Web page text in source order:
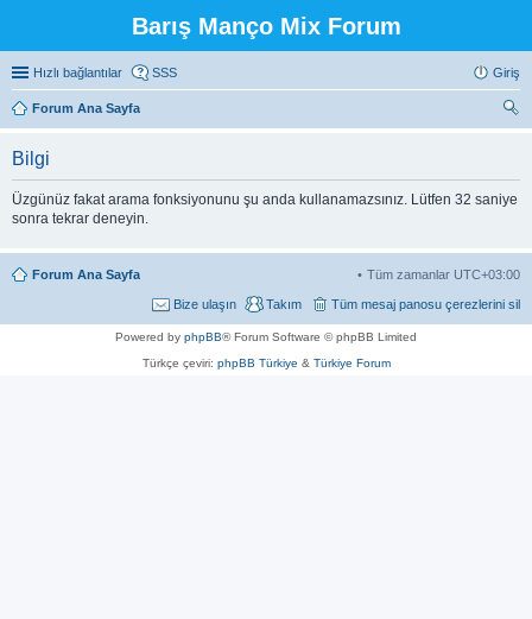
Barış Manço Mix Forum
Hızlı bağlantılar SSS Giriş
Forum Ana Sayfa
Bilgi
Üzgünüz fakat arama fonksiyonunu şu anda kullanamazsınız. Lütfen 32 saniye
sonra tekrar deneyin.
Forum Ana Sayfa Tüm zamanlar UTC+03:00
Tüm mesaj panosu çerezlerini sil
Takım
Bize ulaşın
Powered by phpBB® Forum Software © phpBB Limited
Türkçe çeviri: phpBB Türkiye & Türkiye Forum